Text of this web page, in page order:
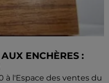
ENCHÈRES :
à l'Espace des ventes du